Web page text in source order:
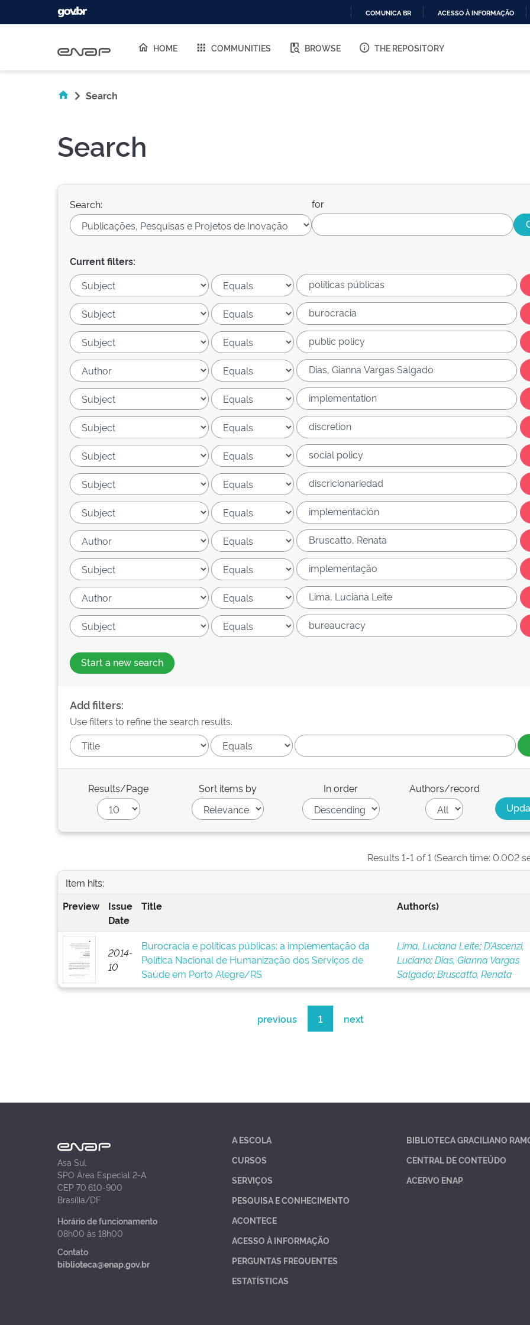
O
COMUNICA BR ACESSO À INFORMAÇÃO
HOME COMMUNITIES BROWSE THE REPOSITORY
Search
Search
Search: for
Current filters:
Start a new search
Add filters:
Use filters to refine the search results.
Results/Page Sort items by In order Authors/record
Results 1-1 of 1 (Search time: 0.002
Item hits:
Preview
Issue
Date
Title Author(s)
2014-
10
Burocracia e políticas públicas: a implementação da
Política Nacional de Humanização dos Serviços de
Saúde em Porto Alegre/RS
Lima, Luciana Leite;D’Ascenzi,
Luciano;Dias, Gianna Vargas
Salgado;Bruscatto, Renata
previous 1 next
Asa Sul
SPO Área Especial 2-A
CEP 70.610-900
Brasília/DF
Horário de funcionamento
08h00 às 18h00
Contato
biblioteca@enap.gov.br
A ESCOLA
CURSOS
SERVIÇOS
PESQUISA E CONHECIMENTO
ACONTECE
ACESSO À INFORMAÇÃO
PERGUNTAS FREQUENTES
ESTATÍSTICAS
BIBLIOTECA GRACILIANO
CENTRAL DE CONTEÚDO
ACERVO ENAP